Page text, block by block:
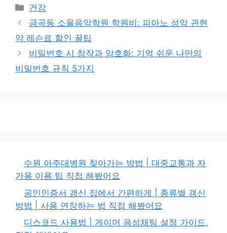
카
테
리
건강
금곡동 소울음악학원 학원비: 피아노 성악 관현
악 레슨료 할인 꿀팁
비밀번호 시 창작과 암호화: 기억 쉬운 나만의
비밀번호 규칙 5가지
수원 아주대병원 찾아가는 방법 | 대중교통과 자
가용 이용 팁 직접 해봤어요
공인인증서 갱신 집에서 간편하게 | 종류별 갱신
방법 | 사용 연장하는 법 직접 해봤어요
디스코드 사용법 | 게이머 음성채팅 설정 가이드,